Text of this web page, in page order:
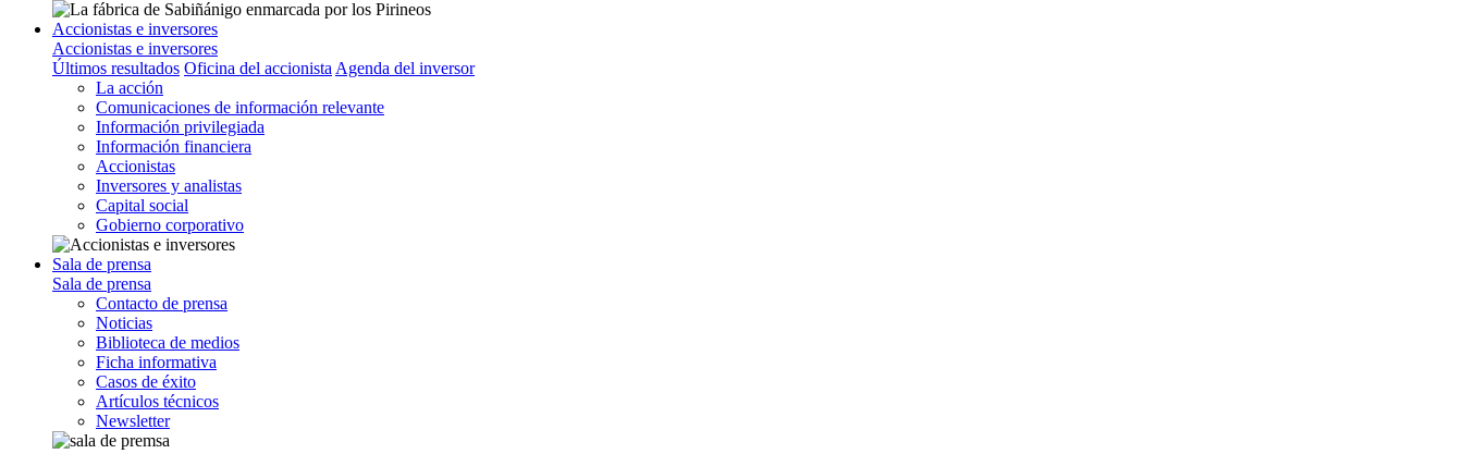
Accionistas e inversores
Accionistas e inversores
Últimos resultados Oficina del accionista Agenda del inversor
La acción
Comunicaciones de información relevante
Información privilegiada
Información financiera
Accionistas
Inversores y analistas
Capital social
Gobierno corporativo
Sala de prensa
Sala de prensa
Contacto de prensa
Noticias
Biblioteca de medios
Ficha informativa
Casos de éxito
Artículos técnicos
Newsletter